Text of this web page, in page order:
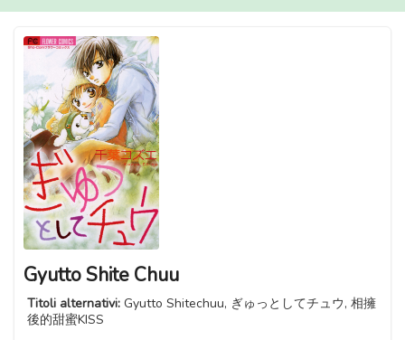
Gyutto Shite Chuu
Titoli alternativi: Gyutto Shitechuu, ぎゅっとしてチュウ, 相擁
後的甜蜜KISS